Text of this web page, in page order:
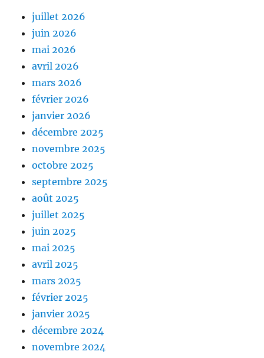
juillet 2026
juin 2026
mai 2026
avril 2026
mars 2026
février 2026
janvier 2026
décembre 2025
novembre 2025
octobre 2025
septembre 2025
août 2025
juillet 2025
juin 2025
mai 2025
avril 2025
mars 2025
février 2025
janvier 2025
décembre 2024
novembre 2024